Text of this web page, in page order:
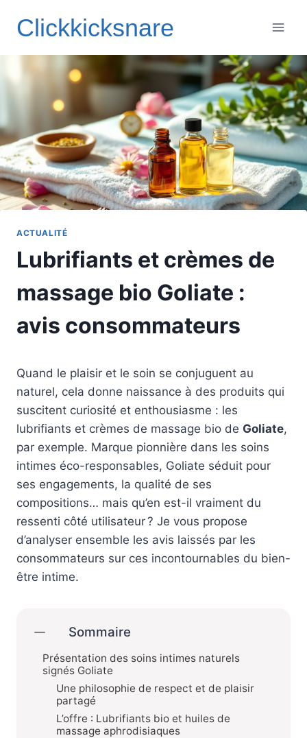
Clickkicksnare
ACTUALITÉ
Lubrifiants et crèmes de
massage bio Goliate :
avis consommateurs
Quand le plaisir et le soin se conjuguent au
naturel, cela donne naissance à des produits qui
suscitent curiosité et enthousiasme : les
lubrifiants et crèmes de massage bio de Goliate,
par exemple. Marque pionnière dans les soins
intimes éco-responsables, Goliate séduit pour
ses engagements, la qualité de ses
compositions… mais qu’en est-il vraiment du
ressenti côté utilisateur ? Je vous propose
d’analyser ensemble les avis laissés par les
consommateurs sur ces incontournables du bien-
être intime.
Sommaire
Présentation des soins intimes naturels
signés Goliate
Une philosophie de respect et de plaisir
partagé
L’offre : Lubrifiants bio et huiles de
massage aphrodisiaques